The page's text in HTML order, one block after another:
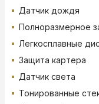
Датчик дождя
Полноразмерное
Легкосплавные
Защита картера
Датчик света
Тонированные